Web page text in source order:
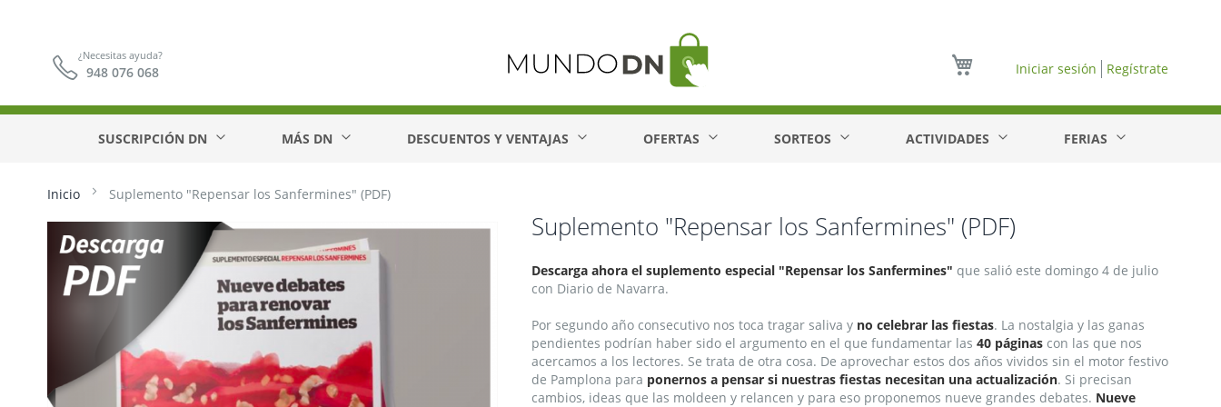
¿Necesitas ayuda?
948 076 068 Iniciar sesión Regístrate
SUSCRIPCIÓN DN MÁS DN DESCUENTOS Y VENTAJAS OFERTAS SORTEOS ACTIVIDADES FERIAS
Inicio Suplemento "Repensar los Sanfermines" (PDF)
Suplemento "Repensar los Sanfermines" (PDF)
Descarga ahora el suplemento especial "Repensar los Sanfermines" que salió este domingo 4 de julio
con Diario de Navarra.
Por segundo año consecutivo nos toca tragar saliva y no celebrar las fiestas. La nostalgia y las ganas
pendientes podrían haber sido el argumento en el que fundamentar las40 páginas con las que nos
acercamos a los lectores. Se trata de otra cosa. De aprovechar estos dos años vividos sin el motor festivo
de Pamplona para ponernos a pensar si nuestras fiestas necesitan una actualización. Si precisan
cambios, ideas que las moldeen y relancen y para eso proponemos nueve grandes debates. Nueve
final